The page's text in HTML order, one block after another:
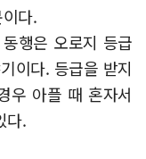
다.
행은 오로지 등급
이다. 등급을 받지
우 아플 때 혼자서
다.